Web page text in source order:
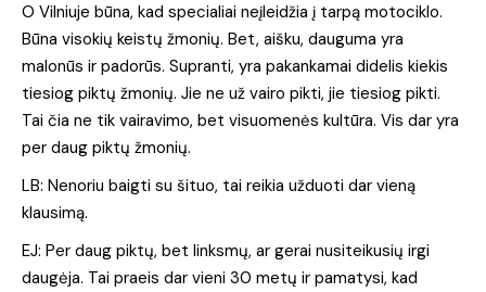
O Vilniuje būna, kad specialiai neįleidžia į tarpą motociklo.
Būna visokių keistų žmonių. Bet, aišku, dauguma yra
malonūs ir padorūs. Supranti, yra pakankamai didelis kiekis
tiesiog piktų žmonių. Jie ne už vairo pikti, jie tiesiog pikti.
Tai čia ne tik vairavimo, bet visuomenės kultūra. Vis dar yra
per daug piktų žmonių.
LB: Nenoriu baigti su šituo, tai reikia užduoti dar vieną
klausimą.
EJ: Per daug piktų, bet linksmų, ar gerai nusiteikusių irgi
daugėja. Tai praeis dar vieni 30 metų ir pamatysi, kad